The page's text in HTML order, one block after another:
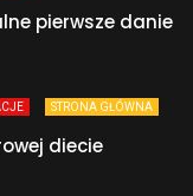
pierwsze danie
STRONA GŁÓWNA
diecie